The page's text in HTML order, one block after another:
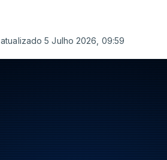
atualizado 5 Julho 2026, 09:59